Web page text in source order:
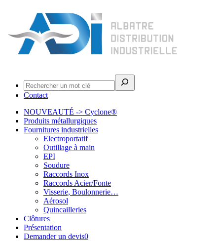
Contact
NOUVEAUTÉ -> Cyclone®
Produits métallurgiques
Fournitures industrielles
Electroportatif
Outillage à main
EPI
Soudure
Raccords Inox
Raccords Acier/Fonte
Visserie, Boulonnerie…
Aérosol
Quincailleries
Clôtures
Présentation
Demander un devis0